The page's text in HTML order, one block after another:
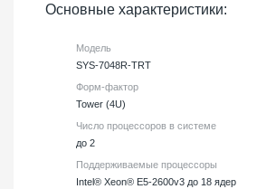
Основные характеристики:
Модель
SYS-7048R-TRT
Форм-фактор
Tower (4U)
Число процессоров в системе
до 2
Поддерживаемые процессоры
Intel® Xeon® E5-2600v3 до 18 ядер